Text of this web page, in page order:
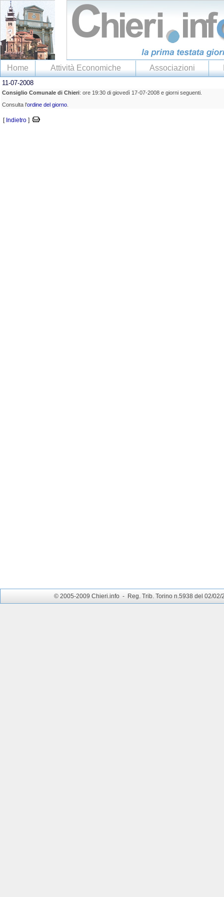
Home Attività Economiche Associazioni
11-07-2008
Consiglio Comunale di Chieri: ore 19:30 di giovedì 17-07-2008 e giorni seguenti.
Consulta l'ordine del giorno
[ Indietro ]
© 2005-2009 Chieri.info - Reg. Trib. Torino n.5938 del 02/02/